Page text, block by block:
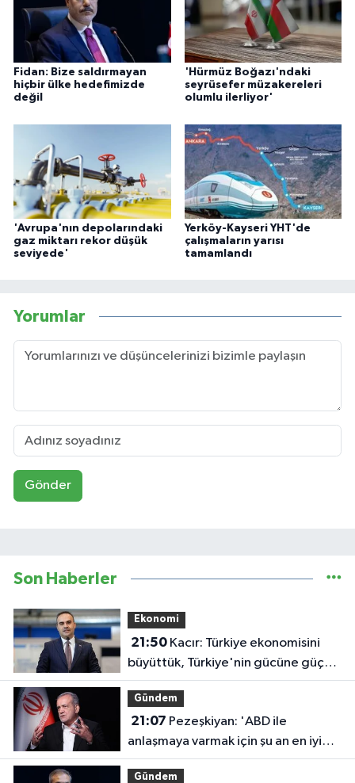
Fidan: Bize saldırmayan
hiçbir ülke hedefimizde
değil
'Hürmüz Boğazı'ndaki
seyrüsefer müzakereleri
olumlu ilerliyor'
'Avrupa'nın depolarındaki
gaz miktarı rekor düşük
seviyede'
Yerköy-Kayseri YHT'de
çalışmaların yarısı
tamamlandı
Yorumlar
Gönder
Son Haberler
Ekonomi
21:50Kacır: Türkiye ekonomisini
büyüttük, Türkiye'nin gücüne güç
kattık
Gündem
21:07
anlaşmaya varmak için şu an en iyi
zaman'
Gündem